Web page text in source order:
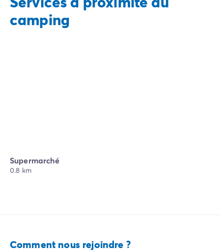
camping
Supermarché
0.8 km
Comment nous rejoindre ?